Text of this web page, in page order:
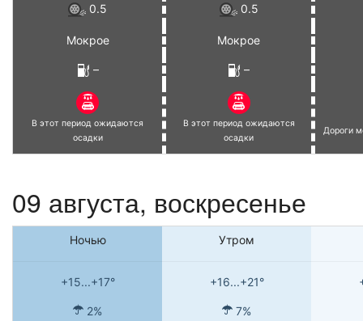
0.5 0.5
Мокрое Мокрое
– –
В этот период ожидаются
осадки
В этот период ожидаются
осадки
Дороги
09 августа, воскресенье
Ночью Утром
+15...+17° +16...+21°
2% 7%